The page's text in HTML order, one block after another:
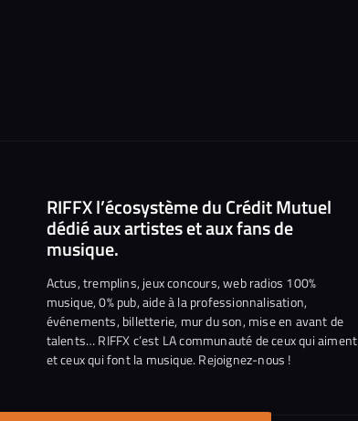
RIFFX l’écosystème du Crédit Mutuel
dédié aux artistes et aux fans de
musique.
Actus, tremplins, jeux concours, web radios 100%
musique, 0% pub, aide à la professionnalisation,
événements, billetterie, mur du son, mise en avant de
talents… RIFFX c’est LA communauté de ceux qui aiment
et ceux qui font la musique. Rejoignez-nous !